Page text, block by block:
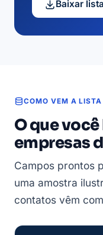
Baixar
COMO VEM A LISTA
O que
empresas
Campos prontos
uma amostra
contatos vêm